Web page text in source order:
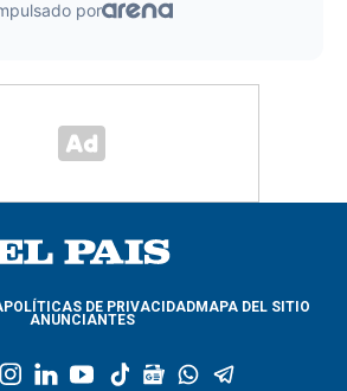
POLÍTICAS DE PRIVACIDADMAPA DEL SITIO
ANUNCIANTES
l
y
t
g
w